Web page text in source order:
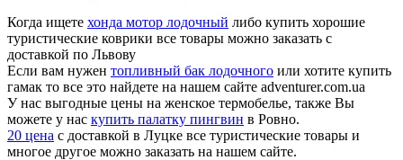
Когда ищете хонда мотор лодочный либо купить хорошие
туристические коврики все товары можно заказать с
доставкой по Львову
Если вам нужен топливный бак лодочного или хотите купить
гамак то все это найдете на нашем сайте adventurer.com.ua
У нас выгодные цены на женское термобелье, также Вы
можете у нас купить палатку пингвин в Ровно.
20 цена с доставкой в Луцке все туристические товары и
многое другое можно заказать на нашем сайте.